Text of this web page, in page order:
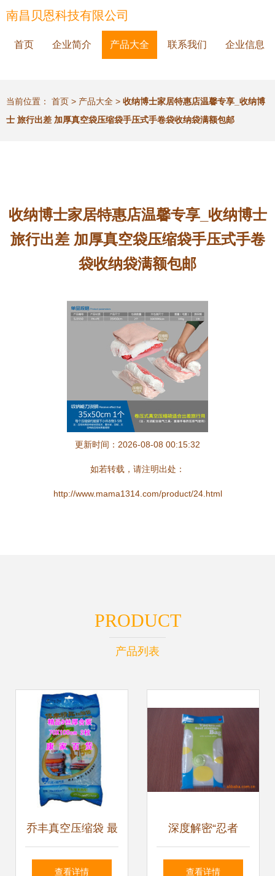
南昌贝恩科技有限公司
首页 企业简介 产品大全 联系我们 企业信息
当前位置： 首页 > 产品大全 > 收纳博士家居特惠店温馨专享_收纳博
士 旅行出差 加厚真空袋压缩袋手压式手卷袋收纳袋满额包邮
收纳博士家居特惠店温馨专享_收纳博士
旅行出差 加厚真空袋压缩袋手压式手卷
袋收纳袋满额包邮
更新时间：2026-08-08 00:15:32
如若转载，请注明出处：
http://www.mama1314.com/product/24.html
PRODUCT
产品列表
乔丰真空压缩袋 最
全产品参考与使用
查看详情
深度解密“忍者
阀”——日本设计缔
查看详情